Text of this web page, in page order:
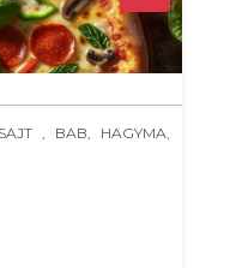
, BAB, HAGYMA,